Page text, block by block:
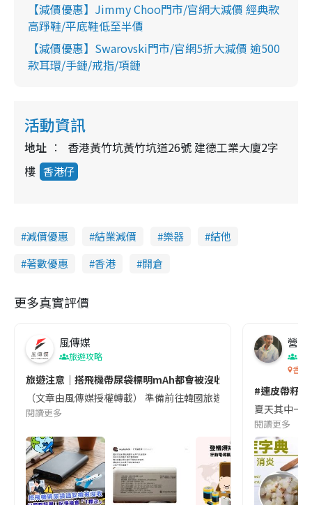
【減價優惠】Jimmy Choo門市/官網大減價 經典款
高踭鞋/平底鞋低至半價
【減價優惠】Swarovski門市/官網5折大減價 逾500
款耳環/手鏈/戒指/項鏈
活動資訊
地址
香港黃竹坑黃竹坑道26號 建德工業大廈2字
樓 香港仔
減價優惠 結業減價 樂器
結他
著數優惠
香港 開倉
更多真實評價
風傳媒
旅遊攻略
旅遊注意｜搭飛機帶尿袋標明mAh都會被沒收😱出發前切記檢查
（文章由風傳媒授權轉載） 準備前往韓國旅遊的民眾，近期要
閱讀更多
營養
香港
#連皮帶籽
夏天其中一
閱讀更多